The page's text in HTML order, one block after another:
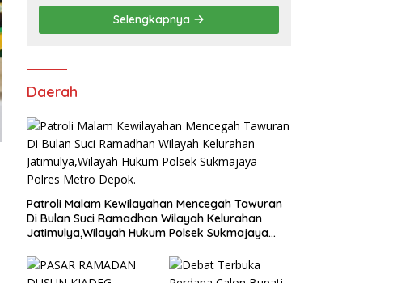
dan Tanam Ribuan Pohon
di Jonggol
Selengkapnya
Daerah
Patroli Malam Kewilayahan Mencegah Tawuran
Di Bulan Suci Ramadhan Wilayah Kelurahan
Jatimulya,Wilayah Hukum Polsek Sukmajaya